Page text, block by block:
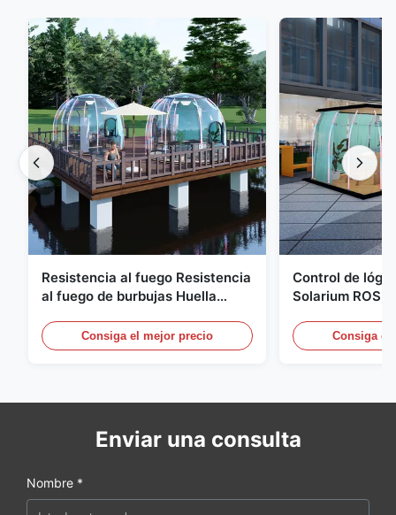
Resistencia al fuego Resistencia
al fuego de burbujas Huella
Consiga el mejor precio
Control de
Solarium
marinoConsiga el
Enviar una consulta
Nombre *